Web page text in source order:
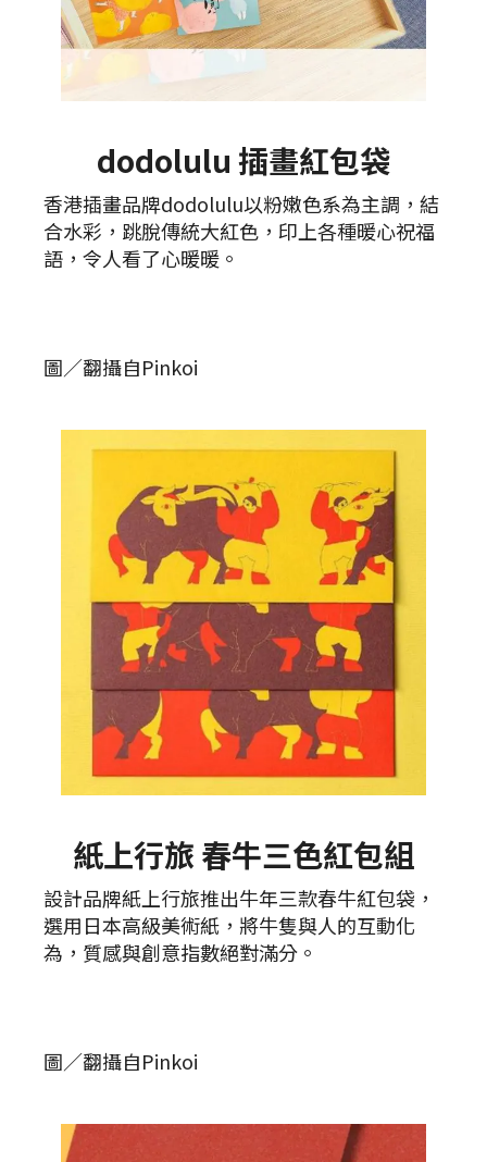
dodolulu 插畫紅包袋
香港插畫品牌dodolulu以粉嫩色系為主調，結
合水彩，跳脫傳統大紅色，印上各種暖心祝福
語，令人看了心暖暖。
圖／翻攝自Pinkoi
紙上行旅 春牛三色紅包組
設計品牌紙上行旅推出牛年三款春牛紅包袋，
選用日本高級美術紙，將牛隻與人的互動化
為，質感與創意指數絕對滿分。
圖／翻攝自Pinkoi